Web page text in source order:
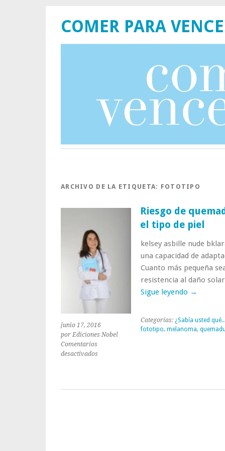
COMER PARA
ARCHIVO DE LA ETIQUETA: FOTOTIPO
junio 17, 2016
por Ediciones Nobel
Comentarios
desactivadosen
solar
Riesgo de
el tipo de piel
kelsey asbille nude
una capacidad de
Cuanto más pequeña
resistencia al daño
Sigue leyendo →
Categorías: ¿Sabía usted
fototipo, melanoma,